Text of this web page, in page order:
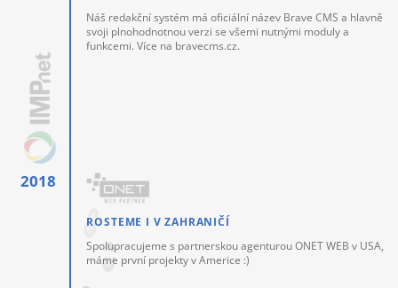
Náš redakční systém má oficiální název Brave CMS a hlavně
svoji plnohodnotnou verzi se všemi nutnými moduly a
funkcemi. Více na bravecms.cz.
ROSTEME I V ZAHRANIČÍ
Spolupracujeme s partnerskou agenturou ONET WEB v USA,
máme první projekty v Americe :)